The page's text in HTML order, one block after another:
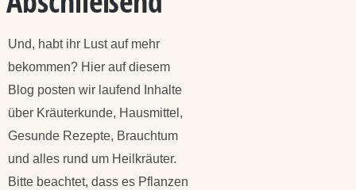
Und, habt ihr Lust auf mehr
bekommen? Hier auf diesem
Blog posten wir laufend Inhalte
über Kräuterkunde, Hausmittel,
Gesunde Rezepte, Brauchtum
und alles rund um Heilkräuter.
Bitte beachtet, dass es Pflanzen